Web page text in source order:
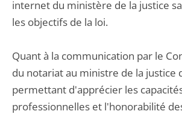
internet du ministère de la justice
les objectifs de la loi.
Quant à la communication par le
du notariat au ministre de la justice
permettant d'apprécier les
professionnelles et l'honorabilité